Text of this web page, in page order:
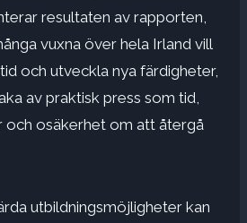
resultaten av rapporten,
vuxna över hela Irland vill
och utveckla nya färdigheter,
av praktisk press som tid,
och osäkerhet om att återgå
utbildningsmöjligheter kan